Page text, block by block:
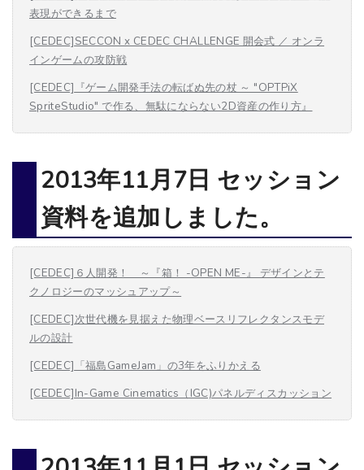
表現ができるまで
[CEDEC]SECCON x CEDEC CHALLENGE 開会式 ／ オンラ
インゲームの攻防戦
[CEDEC]『ゲーム開発手法の転ばぬ先の杖 ～ "OPTPiX
SpriteStudio" で作る、無駄にならない2D資産の作り方』
2013年11月7日 セッション
資料を追加しました。
[CEDEC]６人開発！ ～『箱！ -OPEN ME-』 デザインとテ
クノロジーのマッシュアップ～
[CEDEC]次世代機を見据えた物理ベースリフレクタンスモデ
ルの設計
[CEDEC]「福島GameJam」の3年をふりかえる
[CEDEC]In-Game Cinematics（IGC)パネルディスカッション